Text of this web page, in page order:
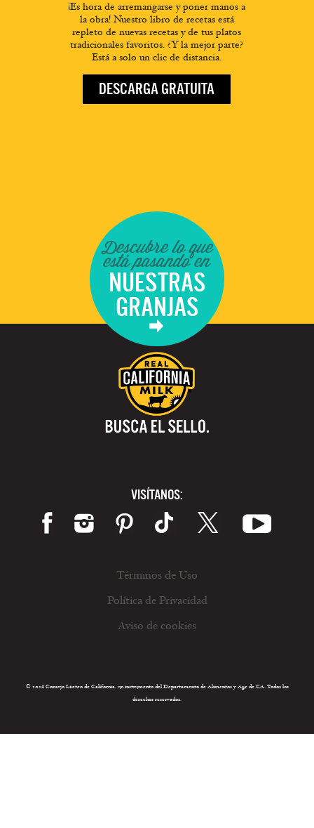
¡Es hora de arremangarse y poner manos a
la obra! Nuestro libro de recetas está
repleto de nuevas recetas y de tus platos
tradicionales favoritos. ¿Y la mejor parte?
Está a solo un clic de distancia.
DESCARGA GRATUITA
Descubre lo que
está pasando en
NUESTRAS
GRANJAS
VISÍTANOS:
Términos de Uso
Política de Privacidad
Aviso de cookies
© 2026 Consejo Lácteo de California, un instrumento del Departamento de Alimentos y Agr. de CA. Todos los
derechos reservados.